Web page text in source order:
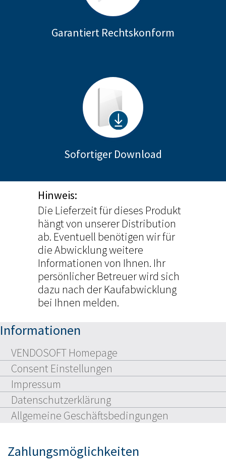
Garantiert Rechtskonform
Sofortiger Download
Hinweis:
Die Lieferzeit für dieses Produkt
hängt von unserer Distribution
ab. Eventuell benötigen wir für
die Abwicklung weitere
Informationen von Ihnen. Ihr
persönlicher Betreuer wird sich
dazu nach der Kaufabwicklung
bei Ihnen melden.
Informationen
VENDOSOFT Homepage
Consent Einstellungen
Impressum
Datenschutzerklärung
Allgemeine Geschäftsbedingungen
Zahlungsmöglichkeiten